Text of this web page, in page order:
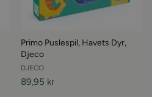
Primo Puslespil, Havets Dyr,
Djeco
DJECO
89,95 kr